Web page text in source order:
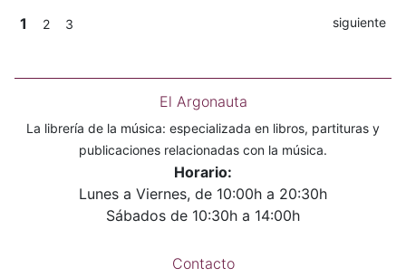
1 2 3 siguiente
El Argonauta
La librería de la música: especializada en libros, partituras y
publicaciones relacionadas con la música.
Horario:
Lunes a Viernes, de 10:00h a 20:30h
Sábados de 10:30h a 14:00h
Contacto